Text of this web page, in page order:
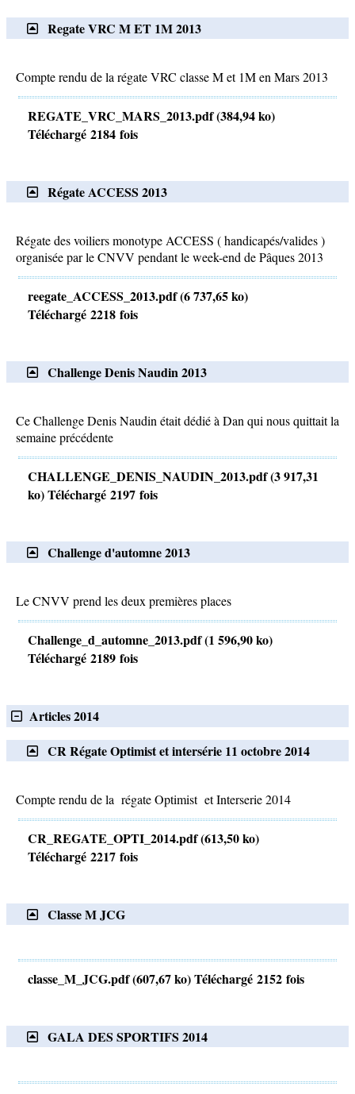
Regate VRC M ET 1M 2013
Compte rendu de la régate VRC classe M et 1M en Mars 2013
REGATE_VRC_MARS_2013.pdf (384,94 ko)
Téléchargé 2184 fois
Régate ACCESS 2013
Régate des voiliers monotype ACCESS ( handicapés/valides )
organisée par le CNVV pendant le week-end de Pâques 2013
reegate_ACCESS_2013.pdf (6 737,65 ko)
Téléchargé 2218 fois
Challenge Denis Naudin 2013
Ce Challenge Denis Naudin était dédié à Dan qui nous quittait la
semaine précédente
CHALLENGE_DENIS_NAUDIN_2013.pdf (3 917,31
ko) Téléchargé 2197 fois
Challenge d'automne 2013
Le CNVV prend les deux premières places
Challenge_d_automne_2013.pdf (1 596,90 ko)
Téléchargé 2189 fois
Articles 2014
CR Régate Optimist et intersérie 11 octobre 2014
Compte rendu de la régate Optimist et Interserie 2014
CR_REGATE_OPTI_2014.pdf (613,50 ko)
Téléchargé 2217 fois
Classe M JCG
classe_M_JCG.pdf (607,67 ko) Téléchargé 2152 fois
GALA DES SPORTIFS 2014